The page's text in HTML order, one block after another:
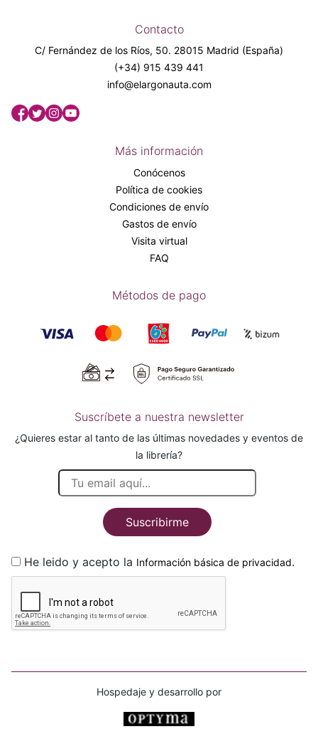
Contacto
C/ Fernández de los Ríos, 50. 28015 Madrid (España)
(+34) 915 439 441
info@elargonauta.com
Más información
Conócenos
Política de cookies
Condiciones de envío
Gastos de envío
Visita virtual
FAQ
Métodos de pago
Suscríbete a nuestra newsletter
¿Quieres estar al tanto de las últimas novedades y eventos de
la librería?
Suscribirme
He leido y acepto la Información básica de privacidad.
Hospedaje y desarrollo por